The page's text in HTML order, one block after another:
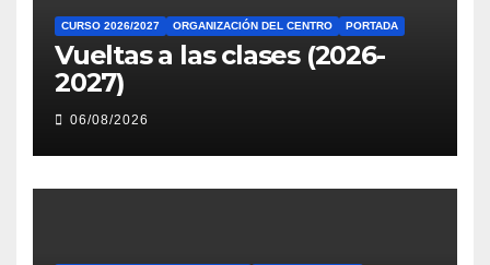
CURSO 2026/2027 ORGANIZACIÓN DEL CENTRO PORTADA
Vueltas a las clases (2026-
2027)
06/08/2026